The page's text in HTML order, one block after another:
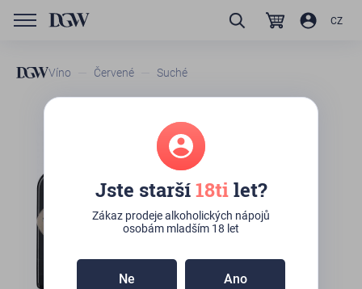
CZ
Víno Červené Suché
Masi Serego Alighieri
MontePiazzo Valpolicella
Classico Superiore
Na dotaz
Jste starší18tilet?
Zákaz prodeje alkoholických nápojů
osobám mladším 18 let
Ne Ano